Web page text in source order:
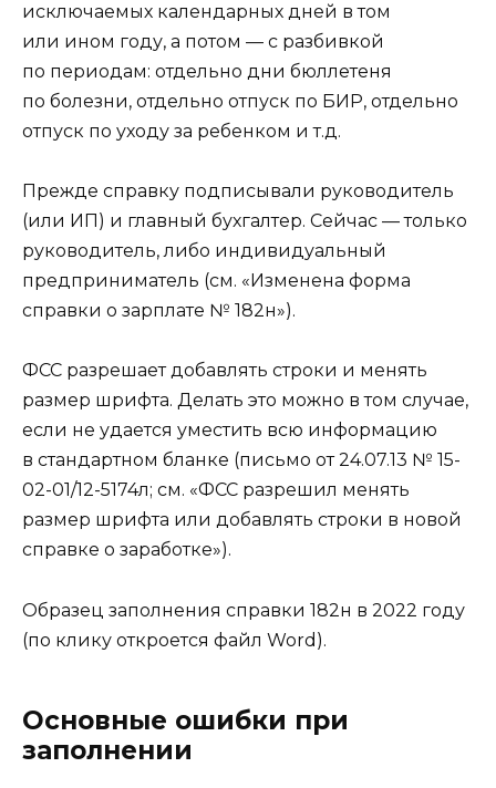
исключаемых календарных дней в том
или ином году, а потом — с разбивкой
по периодам: отдельно дни бюллетеня
по болезни, отдельно отпуск по БИР, отдельно
отпуск по уходу за ребенком и т.д.
Прежде справку подписывали руководитель
(или ИП) и главный бухгалтер. Сейчас — только
руководитель, либо индивидуальный
предприниматель (см. «Изменена форма
справки о зарплате № 182н»).
ФСС разрешает добавлять строки и менять
размер шрифта. Делать это можно в том случае,
если не удается уместить всю информацию
в стандартном бланке (письмо от 24.07.13 № 15-
02-01/12-5174л; см. «ФСС разрешил менять
размер шрифта или добавлять строки в новой
справке о заработке»).
Образец заполнения справки 182н в 2022 году
(по клику откроется файл Word).
Основные ошибки при
заполнении